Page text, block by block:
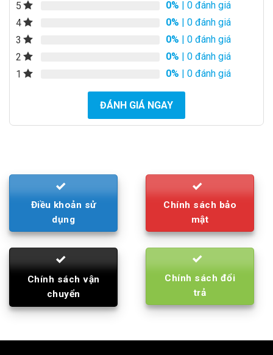
xuất
Model
Chuẩn âm
thanh
Tổng công
14W + 14Wx2
Có
Cổng tín hiệu
Jack 3.5 mm và Bluetooth®
Kích thước
W140xH134xD138mm; (satellite)
Trọng lượng
Loa Bluetooth Fenda 2.1 A180X: mang đến
chất lượng âm thanh đảm bảo với cường độ
lớn nhưng vẫn giữ nguyên được chất nhạc
vốn có của nó. Tổng công suất của loa là 42
5 0% | 0 đánh giá
4
0% | 0 đánh giá
3
0% | 0 đánh giá
2
0% | 0 đánh giá
1
0% | 0 đánh giá
ĐÁNH GIÁ NGAY
Điều khoản sử
dụng
Chính sách bảo
mật
Chính sách vận
chuyển
Chính sách đổi
trả